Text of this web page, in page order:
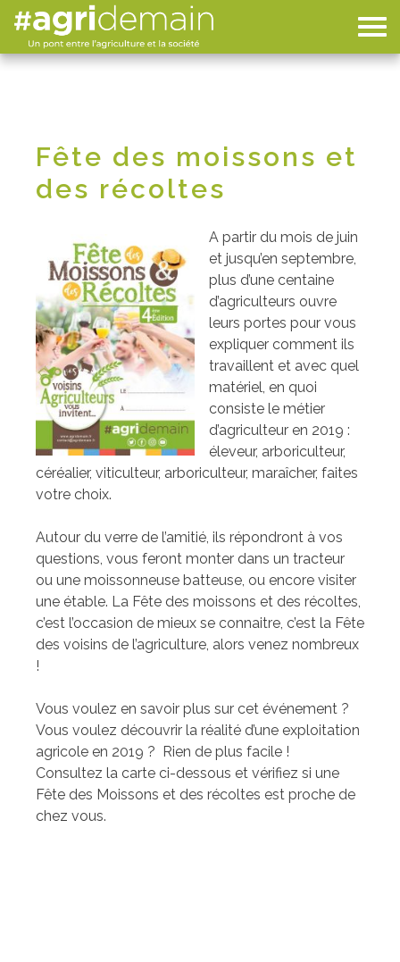
Fête des moissons et
des récoltes
A partir du mois de juin
et jusqu’en septembre,
plus d’une centaine
d’agriculteurs ouvre
leurs portes pour vous
expliquer comment ils
travaillent et avec quel
matériel, en quoi
consiste le métier
d’agriculteur en 2019 :
éleveur, arboriculteur,
céréalier, viticulteur, arboriculteur, maraîcher, faites
votre choix.
Autour du verre de l’amitié, ils répondront à vos
questions, vous feront monter dans un tracteur
ou une moissonneuse batteuse, ou encore visiter
une étable. La Fête des moissons et des récoltes,
c’est l’occasion de mieux se connaitre, c’est la Fête
des voisins de l’agriculture, alors venez nombreux
!
Vous voulez en savoir plus sur cet événement ?
Vous voulez découvrir la réalité d’une exploitation
agricole en 2019 ? Rien de plus facile !
Consultez la carte ci-dessous et vérifiez si une
Fête des Moissons et des récoltes est proche de
chez vous.